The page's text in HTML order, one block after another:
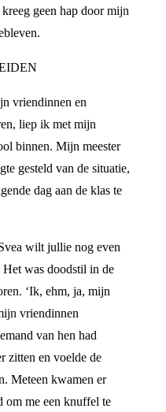
geen hap door mijn
vriendinnen en
liep ik met mijn
binnen. Mijn meester
gesteld van de situatie,
dag aan de klas te
wilt jullie nog even
was doodstil in de
‘Ik, ehm, ja, mijn
vriendinnen
van hen had
zitten en voelde de
Meteen kwamen er
om me een knuffel te